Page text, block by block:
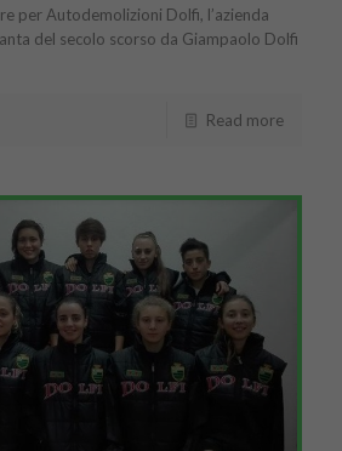
per Autodemolizioni Dolfi, l’azienda
del secolo scorso da Giampaolo Dolfi
Read more